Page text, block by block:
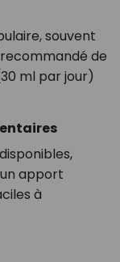
souvent
de
ml par jour)
apport
à